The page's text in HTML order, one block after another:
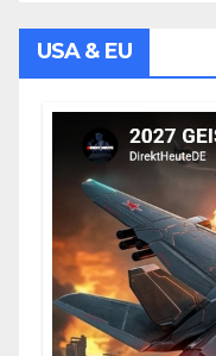
USA & EU